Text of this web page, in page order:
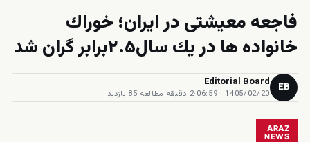
فاجعه معيشتى در ايران؛ خوراك
خانواده ها در يك سال۲.۵برابر گران شد
EB
Editorial Board
1405/02/20 · 06:59
·2 دقیقه مطالعه ·85 بازدید
ARAZ
NEWS